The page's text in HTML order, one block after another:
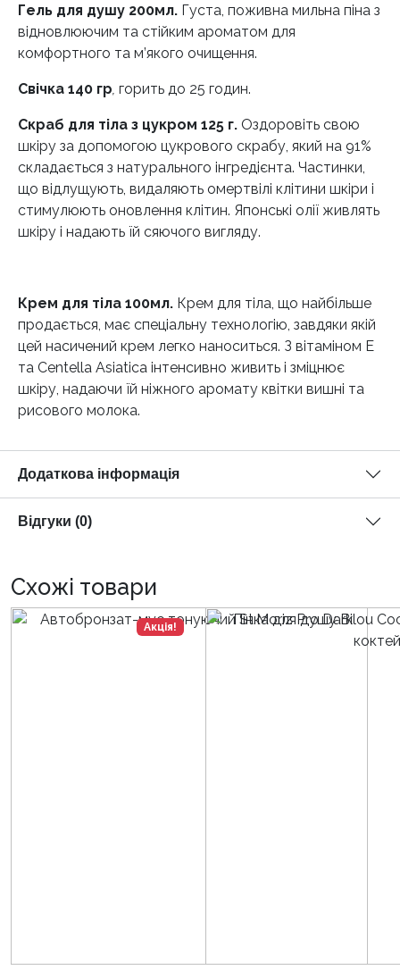
Гель для душу 200мл. Густа, поживна мильна піна з
відновлюючим та стійким ароматом для
комфортного та м’якого очищення.
Свічка 140 гр, горить до 25 годин.
Скраб для тіла з цукром 125 г. Оздоровіть свою
шкіру за допомогою цукрового скрабу, який на 91%
складається з натурального інгредієнта. Частинки,
що відлущують, видаляють омертвілі клітини шкіри і
стимулюють оновлення клітин. Японські олії живлять
шкіру і надають їй сяючого вигляду.
Крем для тіла 100мл. Крем для тіла, що найбільше
продається, має спеціальну технологію, завдяки якій
цей насичений крем легко наноситься. З вітаміном Е
та Centella Asiatica інтенсивно живить і зміцнює
шкіру, надаючи їй ніжного аромату квітки вишні та
рисового молока.
Додаткова інформація
Відгуки (0)
Схожі товари
Акція!